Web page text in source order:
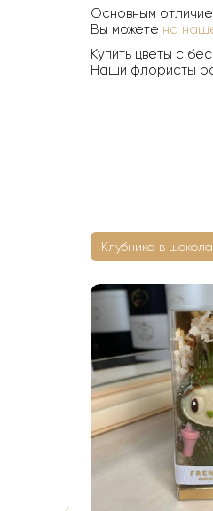
Основным
Вы можете на
Купить цветы с
Наши флористы
Клубника в